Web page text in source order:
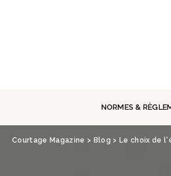
NORMES &
Courtage Magazine > Blog > Le choix de